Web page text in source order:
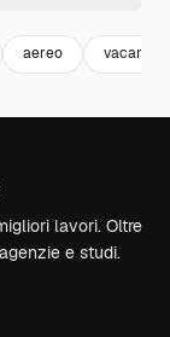
aereo vacanze
lavori. Oltre
e studi.